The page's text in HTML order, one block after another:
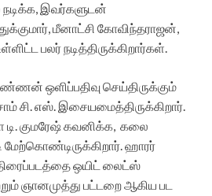
நடிக்க, இவர்களுடன்
மீனாட்சி கோவிந்தராஜன்,
பலர் நடித்திருக்கிறார்கள்.
ஒளிப்பதிவு செய்திருக்கும்
சி. எஸ். இசையமைத்திருக்கிறார்.
குமரேஷ் கவனிக்க, கலை
ஹாரர்
ஒயிட் லைட்ஸ்
ஞானமுத்து பட்டறை ஆகிய பட